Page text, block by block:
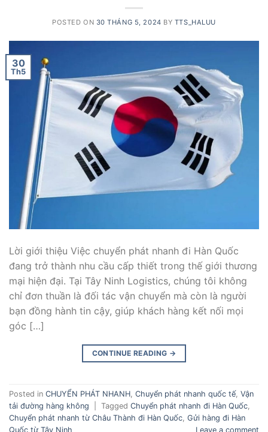
POSTED ON 30 THÁNG 5, 2024 BY TTS_HALUU
30
Th5
Lời giới thiệu Việc chuyển phát nhanh đi Hàn Quốc
đang trở thành nhu cầu cấp thiết trong thế giới thương
mại hiện đại. Tại Tây Ninh Logistics, chúng tôi không
chỉ đơn thuần là đối tác vận chuyển mà còn là người
bạn đồng hành tin cậy, giúp khách hàng kết nối mọi
góc […]
CONTINUE READING →
Posted in CHUYỂN PHÁT NHANH, Chuyển phát nhanh quốc tế, Vận
tải đường hàng không
Tagged Chuyển phát nhanh đi Hàn Quốc,
Chuyển phát nhanh từ Châu Thành đi Hàn Quốc, Gửi hàng đi Hàn
Quốc từ Tây Ninh
Leave a comment